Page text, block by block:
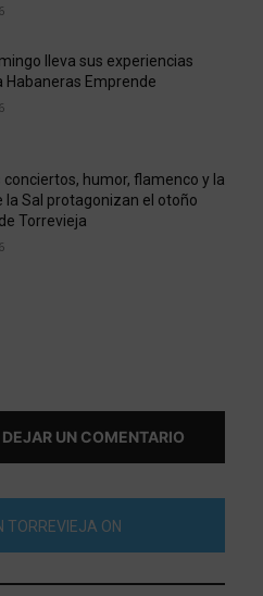
lleva sus experiencias
Habaneras Emprende
conciertos, humor, flamenco y la
la Sal protagonizan el otoño
Torrevieja
UN COMENTARIO
TORREVIEJA ON